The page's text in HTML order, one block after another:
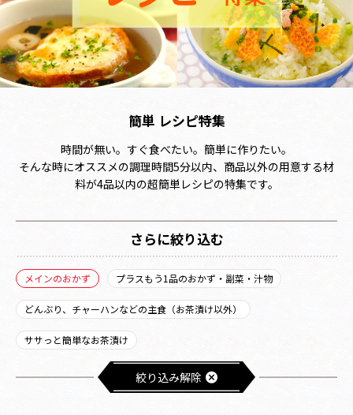
簡単 レシピ特集
時間が無い。すぐ食べたい。簡単に作りたい。
そんな時にオススメの調理時間5分以内、商品以外の用意する材
料が4品以内の超簡単レシピの特集です。
さらに絞り込む
メインのおかず プラスもう1品のおかず・副菜・汁物
どんぶり、チャーハンなどの主食（お茶漬け以外）
ササっと簡単なお茶漬け
絞り込み解除